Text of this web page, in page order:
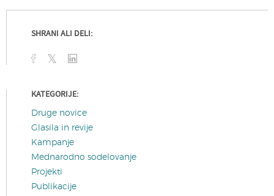
SHRANI ALI DELI:
KATEGORIJE:
Druge novice
Glasila in revije
Kampanje
Mednarodno sodelovanje
Projekti
Publikacije